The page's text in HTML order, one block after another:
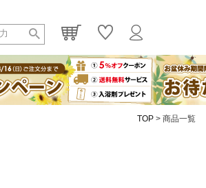
TOP 商品一覧